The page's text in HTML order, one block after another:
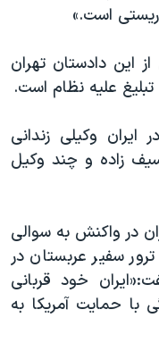
است.»
این دادستان تهران
علیه نظام است.
ایران وکیلی زندانی
زاده و چند وکیل
در واکنش به سوالی
سفیر عربستان در
خود قربانی
حمایت آمریکا به